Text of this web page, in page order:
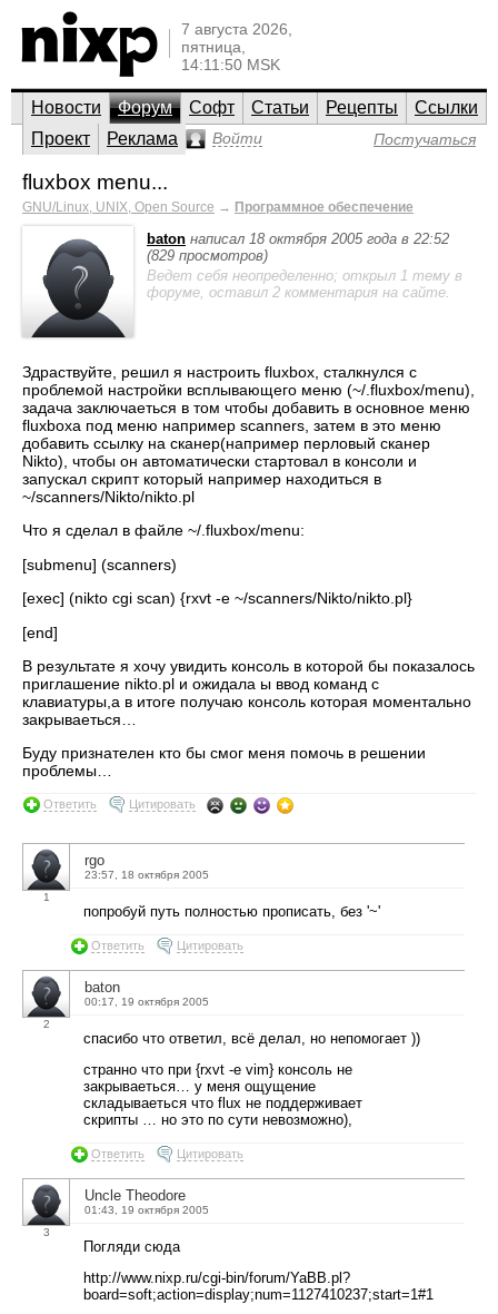
7 августа 2026,
пятница,
14:11:50 MSK
Новости Форум Софт Статьи Рецепты
Ссылки
Проект
Реклама Войти Постучаться
fluxbox menu...
GNU/Linux, UNIX, Open Source → Программное обеспечение
baton написал 18 октября 2005 года в 22:52
(829 просмотров)
Ведет себя неопределенно; открыл 1 тему в
форуме, оставил 2 комментария на сайте.
Здраствуйте, решил я настроить fluxbox, сталкнулся с
проблемой настройки всплывающего меню (~/.fluxbox/menu),
задача заключаеться в том чтобы добавить в основное меню
fluxboxa под меню например scanners, затем в это меню
добавить ссылку на сканер(например перловый сканер
Nikto), чтобы он автоматически стартовал в консоли и
запускал скрипт который например находиться в
~/scanners/Nikto/nikto.pl
Что я сделал в файле ~/.fluxbox/menu:
[submenu] (scanners)
[exec] (nikto cgi scan) {rxvt -e ~/scanners/Nikto/nikto.pl}
[end]
В результате я хочу увидить консоль в которой бы показалось
приглашение nikto.pl и ожидала ы ввод команд с
клавиатуры,а в итоге получаю консоль которая моментально
закрываеться…
Буду признателен кто бы смог меня помочь в решении
проблемы…
Ответить Цитировать
1
rgo
23:57, 18 октября 2005
попробуй путь полностью прописать, без '~'
Ответить Цитировать
2
baton
00:17, 19 октября 2005
спасибо что ответил, всё делал, но непомогает ))
странно что при {rxvt -e vim} консоль не
закрываеться… у меня ощущение
складываеться что flux не поддерживает
скрипты … но это по сути невозможно),
Ответить Цитировать
3
Uncle Theodore
01:43, 19 октября 2005
Погляди сюда
http://www.nixp.ru/cgi-bin/forum/YaBB.pl?
board=soft;action=display;num=1127410237;start=1#1